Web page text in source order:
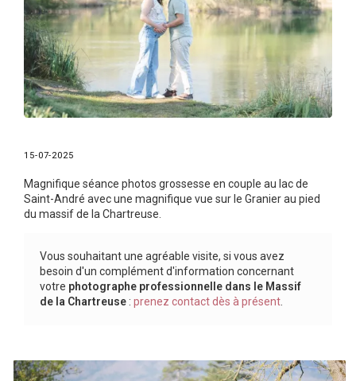
15-07-2025
Magnifique séance photos grossesse en couple au lac de
Saint-André avec une magnifique vue sur le Granier au pied
du massif de la Chartreuse.
Vous souhaitant une agréable visite, si vous avez
besoin d'un complément d'information concernant
votre photographe professionnelle dans le Massif
de la Chartreuse : prenez contact dès à présent